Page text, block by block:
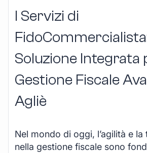
I Servizi di
Soluzione Integrata
Gestione Fiscale
Agliè
Nel mondo di oggi, l’agilità e
nella gestione fiscale sono